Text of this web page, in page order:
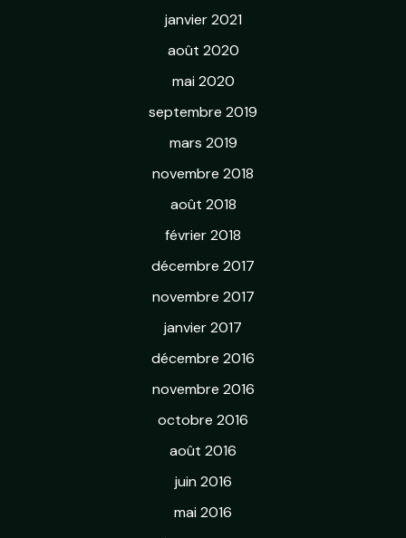
janvier 2021
août 2020
mai 2020
septembre 2019
mars 2019
novembre 2018
août 2018
février 2018
décembre 2017
novembre 2017
janvier 2017
décembre 2016
novembre 2016
octobre 2016
août 2016
juin 2016
mai 2016